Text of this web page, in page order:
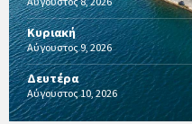
Κυριακή
Αύγουστος 9, 2026
Δευτέρα
Αύγουστος 10, 2026